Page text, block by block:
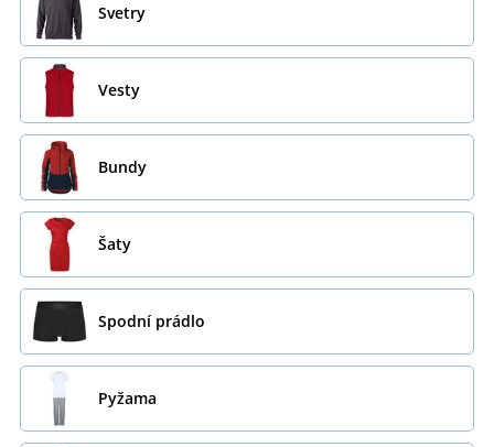
Svetry
Vesty
Bundy
Šaty
Spodní prádlo
Pyžama